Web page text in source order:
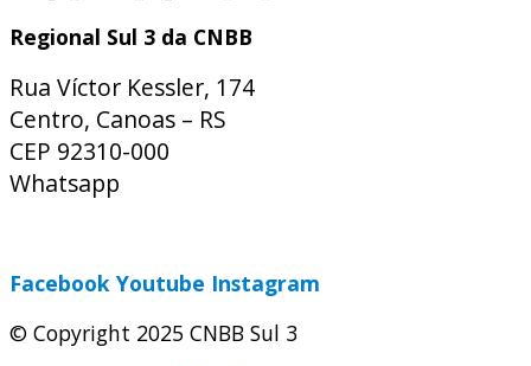
Regional Sul 3 da CNBB
Rua Víctor Kessler, 174
Centro, Canoas – RS
CEP 92310-000
Whatsapp
Facebook Youtube Instagram
© Copyright 2025 CNBB Sul 3